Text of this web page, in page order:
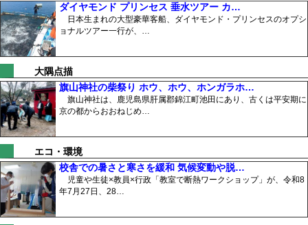
ダイヤモンド プリンセス 垂水ツアー カ…
日本生まれの大型豪華客船、ダイヤモンド・プリンセスのオプシ
ョナルツアー一行が、…
大隅点描
旗山神社の柴祭り ホウ、ホウ、ホンガラホ…
旗山神社は、鹿児島県肝属郡錦江町池田にあり、古くは平安期に
京の都からおおねじめ…
エコ・環境
校舎での暑さと寒さを緩和 気候変動や脱…
児童や生徒×教員×行政「教室で断熱ワークショップ」が、令和8
年7月27日、28…